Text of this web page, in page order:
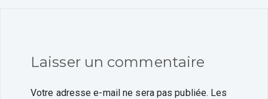
Laisser un commentaire
Votre adresse e-mail ne sera pas publiée. Les